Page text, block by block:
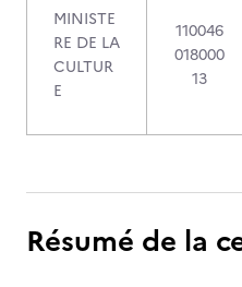
MINISTE
RE DE LA
CULTUR
E
110046
018000
13
Résumé de la